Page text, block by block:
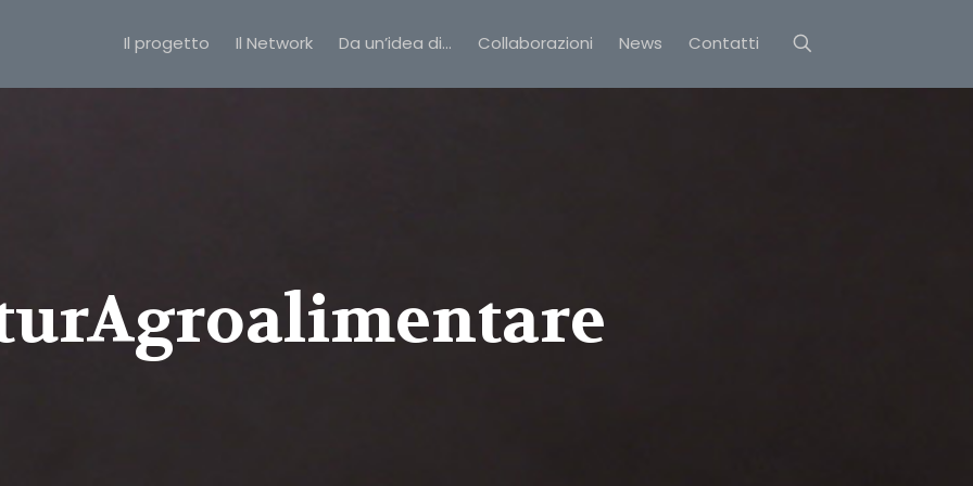
Il progetto Il Network Da un’idea di… Collaborazioni News Contatti